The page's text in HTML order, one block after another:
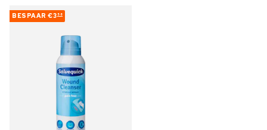
BESPAAR €3 58